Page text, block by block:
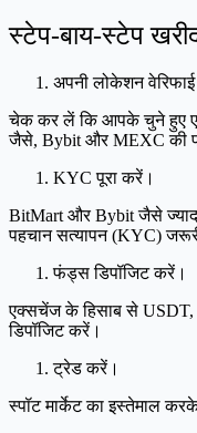
स्टेप-बाय-स्टेप
अपनी लोकेशन
चेक कर लें कि आपके चुने हुए
जैसे, Bybit और MEXC की
KYC पूरा करें।
BitMart और Bybit जैसे
पहचान सत्यापन (KYC)
फंड्स डिपॉजिट करें।
एक्सचेंज के हिसाब से USDT,
डिपॉजिट करें।
ट्रेड करें।
स्पॉट मार्केट का इस्तेमाल